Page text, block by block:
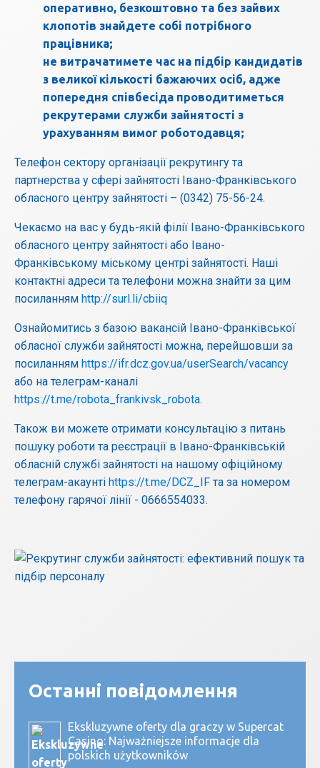
оперативно, безкоштовно та без зайвих
клопотів знайдете собі потрібного
працівника;
не витрачатимете час на підбір кандидатів
з великої кількості бажаючих осіб, адже
попередня співбесіда проводитиметься
рекрутерами служби зайнятості з
урахуванням вимог роботодавця;
Телефон сектору організації рекрутингу та
партнерства у сфері зайнятості Івано-Франківського
обласного центру зайнятості – (0342) 75-56-24.
Чекаємо на вас у будь-якій філії Івано-Франківського
обласного центру зайнятості або Івано-
Франківському міському центрі зайнятості. Наші
контактні адреси та телефони можна знайти за цим
посиланням http://surl.li/cbiiq
Ознайомитись з базою вакансій Івано-Франківської
обласної служби зайнятості можна, перейшовши за
посиланням https://ifr.dcz.gov.ua/userSearch/vacancy
або на телеграм-каналі
https://t.me/robota_frankivsk_robota.
Також ви можете отримати консультацію з питань
пошуку роботи та реєстрації в Івано-Франківській
обласній службі зайнятості на нашому офіційному
телеграм-акаунті https://t.me/DCZ_IF та за номером
телефону гарячої лінії - 0666554033.
Останні повідомлення
Ekskluzywne oferty dla graczy w Supercat
Casino: Najważniejsze informacje dla
polskich użytkowników